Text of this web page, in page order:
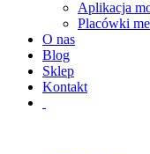
Aplikacja
Placówki
O nas
Blog
Sklep
Kontakt